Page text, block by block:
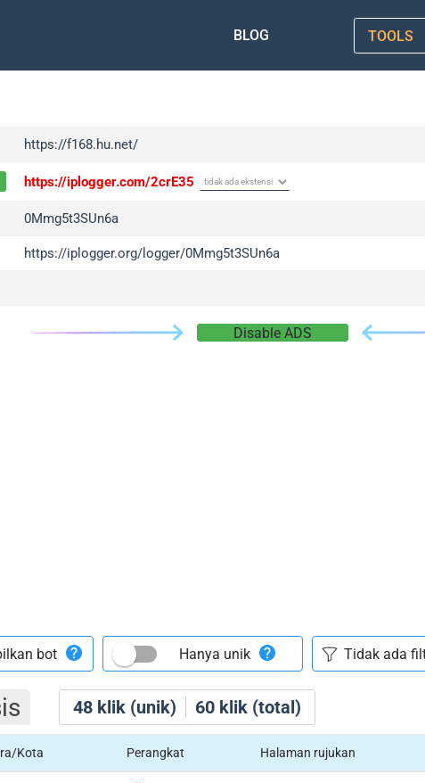
BLOG TOOLS
https://f168.hu.net/
https://iplogger.com/2crE35
0Mmg5t3SUn6a
https://iplogger.org/logger/0Mmg5t3SUn6a
Disable ADS
48 klik (unik) 60 klik (total)
bot Hanya unik
Kota Perangkat Halaman rujukan